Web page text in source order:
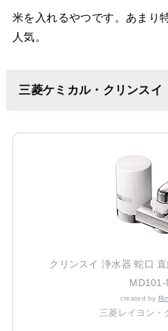
米を入れるやつです。あまり
人気。
三菱ケミカル・クリンスイ
クリンスイ 浄水器 蛇口
MD101-
created by
三菱レイヨン・